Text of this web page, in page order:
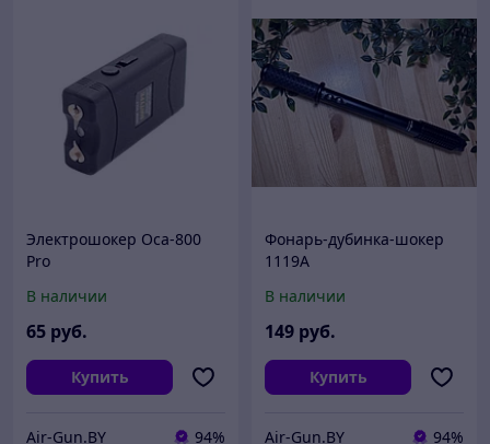
Электрошокер Оса-800
Pro
В наличии
65 руб.
Купить
Air-Gun.BY
94%
Фонарь-дубинка-шокер
1119A
В наличии
149 руб.
Купить
Air-Gun.BY
94%